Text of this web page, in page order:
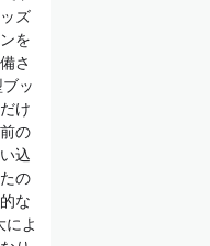
ズ
を
さ
ッ
け
の
込
の
な
よ